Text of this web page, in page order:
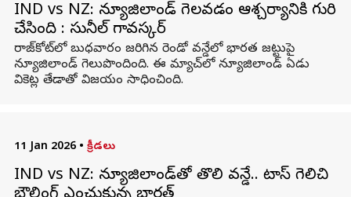
IND vs NZ: న్యూజిలాండ్‌ గెలవడం ఆశ్చర్యానికి గురి
చేసింది : సునీల్‌ గావస్కర్
రాజ్‌కోట్‌లో బుధవారం జరిగిన రెండో వన్డేలో భారత జట్టుపై
న్యూజిలాండ్‌ గెలుపొందింది. ఈ మ్యాచ్‌లో న్యూజిలాండ్‌ ఏడు
వికెట్ల తేడాతో విజయం సాధించింది.
11 Jan 2026 • క్రీడలు
IND vs NZ: న్యూజిలాండ్‌తో తొలి వన్డే.. టాస్‌ గెలిచి